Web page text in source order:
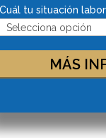
tu situación